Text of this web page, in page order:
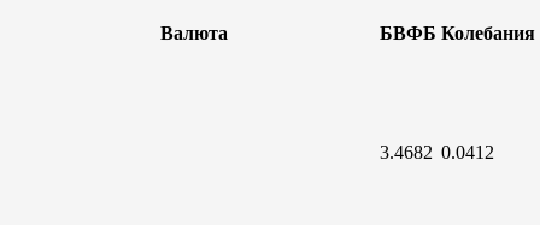
Валюта БВФБ Колебания
3.4682 0.0412